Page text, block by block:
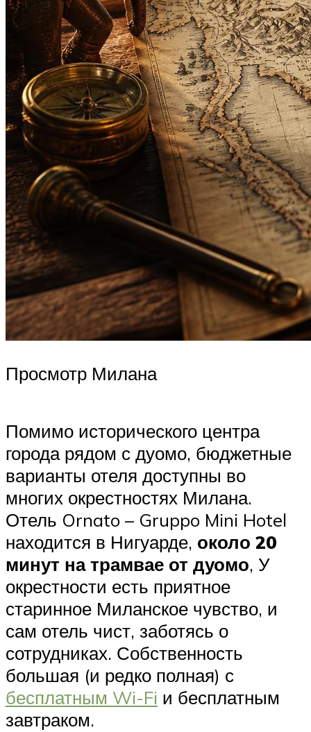
Просмотр Милана
Помимо исторического центра
города рядом с дуомо, бюджетные
варианты отеля доступны во
многих окрестностях Милана.
Отель Ornato – Gruppo Mini Hotel
находится в Нигуарде, около 20
минут на трамвае от дуомо, У
окрестности есть приятное
старинное Миланское чувство, и
сам отель чист, заботясь о
сотрудниках. Собственность
большая (и редко полная) с
бесплатным Wi-Fi и бесплатным
завтраком.